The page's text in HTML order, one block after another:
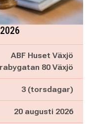
ABF Huset Växjö
80 Växjö
3 (torsdagar)
20 augusti 2026